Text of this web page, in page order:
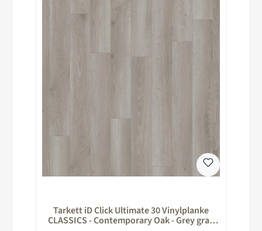
Tarkett iD Click Ultimate 30 Vinylplanke
CLASSICS - Contemporary Oak - Grey grau